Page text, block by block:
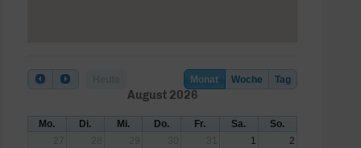
Monat Woche Tag
August 2026
Mo. Di. Mi. Do. Fr. Sa.
So.
1 2